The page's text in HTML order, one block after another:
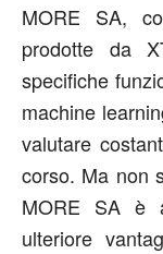
MORE SA,
prodotte da
specifiche
machine
valutare
corso. Ma non
MORE SA è
ulteriore